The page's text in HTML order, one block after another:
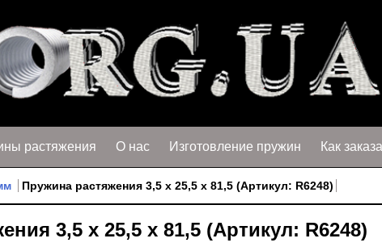
растяжения О нас Изготовление пружин Как
Пружина растяжения 3,5 х 25,5 х 81,5 (Артикул: R6248)
3,5 х 25,5 х 81,5 (Артикул: R6248)